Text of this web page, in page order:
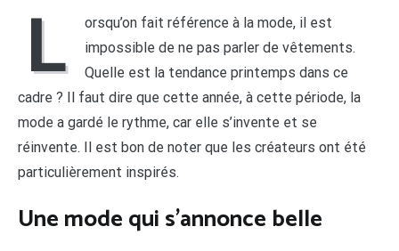
L
orsqu’on fait référence à la mode, il est
impossible de ne pas parler de vêtements.
Quelle est la tendance printemps dans ce
cadre ? Il faut dire que cette année, à cette période, la
mode a gardé le rythme, car elle s’invente et se
réinvente. Il est bon de noter que les créateurs ont été
particulièrement inspirés.
Une mode qui s’annonce belle